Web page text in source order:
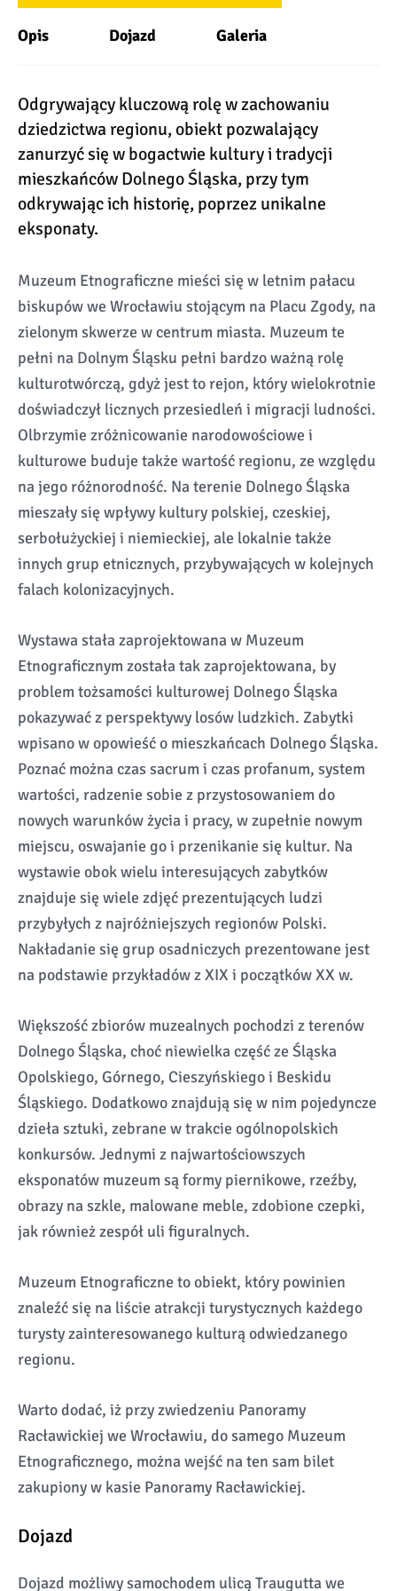
Opis Dojazd Galeria
Odgrywający kluczową rolę w zachowaniu
dziedzictwa regionu, obiekt pozwalający
zanurzyć się w bogactwie kultury i tradycji
mieszkańców Dolnego Śląska, przy tym
odkrywając ich historię, poprzez unikalne
eksponaty.
Muzeum Etnograficzne mieści się w letnim pałacu
biskupów we Wrocławiu stojącym na Placu Zgody, na
zielonym skwerze w centrum miasta. Muzeum te
pełni na Dolnym Śląsku pełni bardzo ważną rolę
kulturotwórczą, gdyż jest to rejon, który wielokrotnie
doświadczył licznych przesiedleń i migracji ludności.
Olbrzymie zróżnicowanie narodowościowe i
kulturowe buduje także wartość regionu, ze względu
na jego różnorodność. Na terenie Dolnego Śląska
mieszały się wpływy kultury polskiej, czeskiej,
serbołużyckiej i niemieckiej, ale lokalnie także
innych grup etnicznych, przybywających w kolejnych
falach kolonizacyjnych.
Wystawa stała zaprojektowana w Muzeum
Etnograficznym została tak zaprojektowana, by
problem tożsamości kulturowej Dolnego Śląska
pokazywać z perspektywy losów ludzkich. Zabytki
wpisano w opowieść o mieszkańcach Dolnego Śląska.
Poznać można czas sacrum i czas profanum, system
wartości, radzenie sobie z przystosowaniem do
nowych warunków życia i pracy, w zupełnie nowym
miejscu, oswajanie go i przenikanie się kultur. Na
wystawie obok wielu interesujących zabytków
znajduje się wiele zdjęć prezentujących ludzi
przybyłych z najróżniejszych regionów Polski.
Nakładanie się grup osadniczych prezentowane jest
na podstawie przykładów z XIX i początków XX w.
Większość zbiorów muzealnych pochodzi z terenów
Dolnego Śląska, choć niewielka część ze Śląska
Opolskiego, Górnego, Cieszyńskiego i Beskidu
Śląskiego. Dodatkowo znajdują się w nim pojedyncze
dzieła sztuki, zebrane w trakcie ogólnopolskich
konkursów. Jednymi z najwartościowszych
eksponatów muzeum są formy piernikowe, rzeźby,
obrazy na szkle, malowane meble, zdobione czepki,
jak również zespół uli figuralnych.
Muzeum Etnograficzne to obiekt, który powinien
znaleźć się na liście atrakcji turystycznych każdego
turysty zainteresowanego kulturą odwiedzanego
regionu.
Warto dodać, iż przy zwiedzeniu Panoramy
Racławickiej we Wrocławiu, do samego Muzeum
Etnograficznego, można wejść na ten sam bilet
zakupiony w kasie Panoramy Racławickiej.
Dojazd
Dojazd możliwy samochodem ulicą Traugutta we